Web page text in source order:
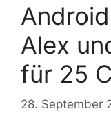
Alex
für 25
28. September